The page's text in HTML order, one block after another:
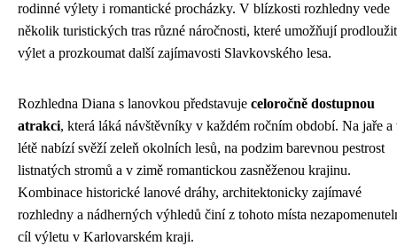
rodinné výlety i romantické procházky. V blízkosti rozhledny vede
několik turistických tras různé náročnosti, které umožňují prodloužit
výlet a prozkoumat další zajímavosti Slavkovského lesa.
Rozhledna Diana s lanovkou představuje celoročně dostupnou
atrakci, která láká návštěvníky v každém ročním období. Na jaře a
létě nabízí svěží zeleň okolních lesů, na podzim barevnou pestrost
listnatých stromů a v zimě romantickou zasněženou krajinu.
Kombinace historické lanové dráhy, architektonicky zajímavé
rozhledny a nádherných výhledů činí z tohoto místa
cíl výletu v Karlovarském kraji.